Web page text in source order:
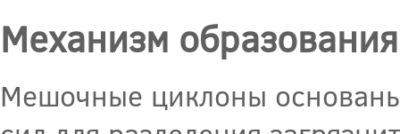
Механизм
Мешочные циклоны